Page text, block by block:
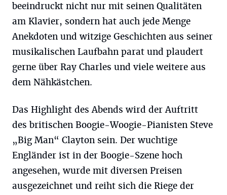
beeindruckt nicht nur mit seinen Qualitäten
am Klavier, sondern hat auch jede Menge
Anekdoten und witzige Geschichten aus seiner
musikalischen Laufbahn parat und plaudert
gerne über Ray Charles und viele weitere aus
dem Nähkästchen.
Das Highlight des Abends wird der Auftritt
des britischen Boogie-Woogie-Pianisten Steve
„Big Man“ Clayton sein. Der wuchtige
Engländer ist in der Boogie-Szene hoch
angesehen, wurde mit diversen Preisen
ausgezeichnet und reiht sich die Riege der